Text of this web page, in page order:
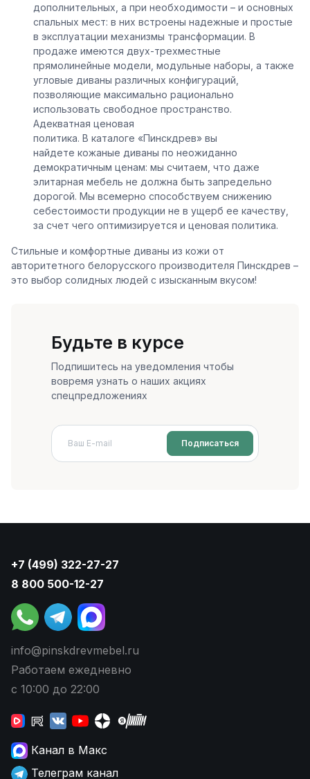
дополнительных, а при необходимости – и основных
спальных мест: в них встроены надежные и простые
в эксплуатации механизмы трансформации. В
продаже имеются двух-трехместные
прямолинейные модели, модульные наборы, а также
угловые диваны различных конфигураций,
позволяющие максимально рационально
использовать свободное пространство.
Адекватная ценовая
политика. В каталоге «Пинскдрев» вы
найдете кожаные диваны по неожиданно
демократичным ценам: мы считаем, что даже
элитарная мебель не должна быть запредельно
дорогой. Мы всемерно способствуем снижению
себестоимости продукции не в ущерб ее качеству
за счет чего оптимизируется и ценовая политика.
Стильные и комфортные диваны из кожи от
авторитетного белорусского производителя Пинскдрев –
это выбор солидных людей с изысканным вкусом!
Будьте в курсе
Подпишитесь на уведомления чтобы
вовремя узнать о наших акциях
спецпредложениях
Подписаться
+7 (499) 322-27-27
8 800 500-12-27
info@pinskdrevmebel.ru
Работаем ежедневно
с 10:00 до 22:00
Канал в Макс
Телеграм канал